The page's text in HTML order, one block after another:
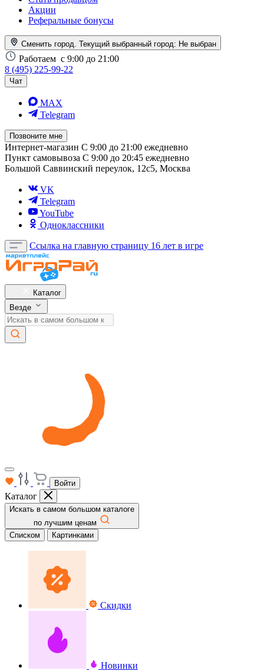
Акции
Реферальные бонусы
Сменить город. Текущий выбранный город: Не выбран
Работаем с 9:00 до 21:00
8 (495) 225-99-22
Чат
MAX
Telegram
Позвоните мне
Интернет-магазин С 9:00 до 21:00 ежедневно
Пункт самовывоза С 9:00 до 20:45 ежедневно
Большой Саввинский переулок, 12с5, Москва
VK
Telegram
YouTube
Одноклассники
Ссылка на главную страницу 16 лет в игре
Каталог
Везде
Войти
Каталог
Искать в самом большом каталоге
по лучшим ценам
Списком
Картинками
Скидки
Новинки